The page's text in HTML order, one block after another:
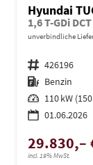
Hyundai
1,6 T-GDi
unverbindliche
Fahrzeugnr. 426196
Kraftstoff Benzin
Leistung 110 kW (150
01.06.2026
29.830,–
incl. 19% MwSt.